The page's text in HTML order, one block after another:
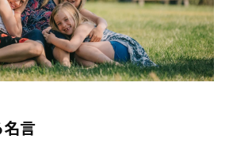
名言